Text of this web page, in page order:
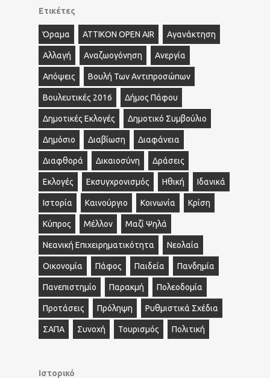
Ετικέτες
Όραμα ΑΤΤΙΚΟΝ OPEN AIR Αγανάκτηση
Αλλαγή Αναζωογόνηση Ανεργία
Απόψεις Βουλή Των Αντιπροσώπων
Βουλευτικές 2016 Δήμος Πάφου
Δημοτικές Εκλογές Δημοτικό Συμβούλιο
Δημόσιο Διαβίωση Διαφάνεια
Διαφθορά Δικαιοσύνη Δράσεις
Εκλογές Εκσυγχρονισμός Ηθική Ιδανικά
Ιστορία Καινούργιο Κοινωνία Κρίση
Κύπρος Μέλλον Μαζί Ψηλά
Νεανική Επιχειρηματικότητα Νεολαία
Οικονομία Πάφος Παιδεία Πανδημία
Πανεπιστημίο Παρακμή Πολεοδομία
Προτάσεις Πρόληψη Ρυθμιστικά Σχέδια
ΣΑΠΑ Συνοχή Τουρισμός Πολιτική
Ιστορικό